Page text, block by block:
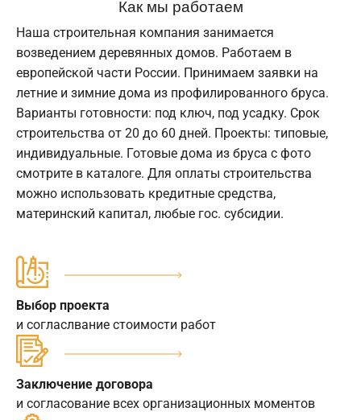
Как мы работаем
Наша строительная компания занимается
возведением деревянных домов. Работаем в
европейской части России. Принимаем заявки на
летние и зимние дома из профилированного бруса.
Варианты готовности: под ключ, под усадку. Срок
строительства от 20 до 60 дней. Проекты: типовые,
индивидуальные. Готовые дома из бруса с фото
смотрите в каталоге. Для оплаты строительства
можно использовать кредитные средства,
материнский капитал, любые гос. субсидии.
Выбор проекта
и согласлвание стоимости работ
Заключение договора
и согласование всех организационных моментов